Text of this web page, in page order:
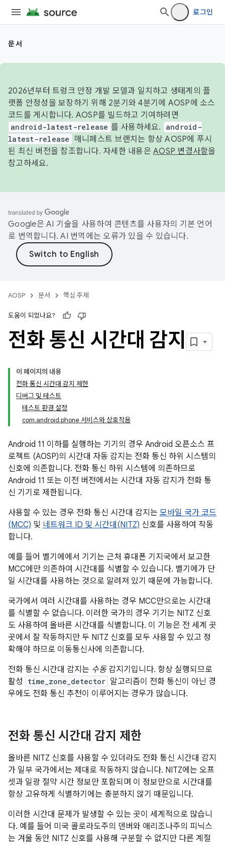
로그인
문서
2026년부터 트렁크 안정 개발 모델과 일치하고 생태계의 플
랫폼 안정성을 보장하기 위해 2분기와 4분기에 AOSP에 소스
코드를 게시합니다. AOSP를 빌드하고 기여하려면
android-latest-release 를 사용하세요.
android-
latest-release
매니페스트 브랜치는 항상 AOSP에 푸시
된 최신 버전을 참조합니다. 자세한 내용은 AOSP 변경사항을
참고하세요.
Google은 AI 기술을 사용하여 콘텐츠를 사용자의 기본 언어
로 번역합니다. AI 번역에는 오류가 있을 수 있습니다.
AOSP 문서 핵심 주제
도움이 되었나요?
전화 통신 시간대 감지
이 페이지의 내용
전화 통신 시간대 감지 제한
디버그 및 테스트
테스트 환경 설정
com.android.phone 서비스와 상호작용
Android 11 이하를 실행하는 기기의 경우 Android 오픈소스 프
로젝트 (AOSP)의 시간대 자동 감지는 전화 통신 하위 시스템의
신호에 의존합니다. 전화 통신 하위 시스템에 의존하므로
Android 11 또는 이전 버전에서는 시간대 자동 감지가 전화 통
신 기기로 제한됩니다.
사용할 수 있는 경우 전화 통신 시간대 감지는 모바일 국가 코드
(MCC) 및 네트워크 ID 및 시간대(NITZ) 신호를 사용하여 작동
합니다.
예를 들어 벨기에에서 기기는 근처 휴대폰 기지국에서 보고한
MCC에만 의존하여 시간대를 식별할 수 있습니다. 벨기에가 단
일 시간대를 사용하는 것으로 알려져 있기 때문에 가능합니다.
국가에서 여러 시간대를 사용하는 경우 MCC만으로는 시간대
를 식별할 수 없습니다. 이러한 국가의 경우 기기는 NITZ 신호
도 사용하여 올바른 시간대를 식별합니다. 이 기능은 전 세계 곳
곳에서 잘 작동하지만 두 NITZ 신호를 모두 사용할 수 있고 정
확해야 하므로 이동통신사에 의존합니다.
전화 통신 시간대 감지는 수동감지기입니다. 항상 실행되므로
활성
time_zone_detector 알고리즘이 전화 통신이 아닌 경
우에도 전화 통신 추천이 이루어지는 경우가 많습니다.
전화 통신 시간대 감지 제한
올바른 NITZ 신호를 사용할 수 있더라도 전화 통신 시간대 감지
가 일부 국가에서는 제대로 작동하지 않습니다. NITZ에는 오프
셋과 일광 절약 시간 정보만 포함되며 이 정보만으로 시간대를
항상 고유하게 식별하기에는 충분하지 않기 때문입니다.
이러한 시간대 문제가 발생할 수 있는 곳이 세계적으로 많습니
다. 예를 들어 미국 콜로라도주의 덴버와 애리조나주의 피닉스
는 겨울 동안 NITZ 신호를 사용해 구분할 수 없지만 다른 계절